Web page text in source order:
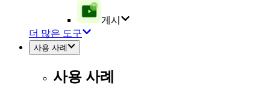
게시
더 많은 도구
사용 사례
사용 사례